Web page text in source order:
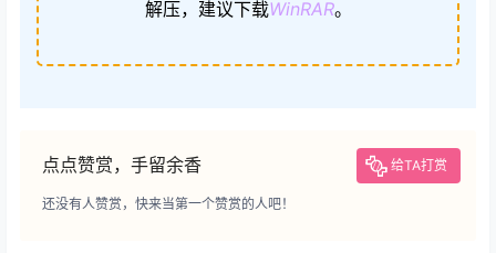
解压，建议下载WinRAR。
点点赞赏，手留余香 给TA打赏
还没有人赞赏，快来当第一个赞赏的人吧！